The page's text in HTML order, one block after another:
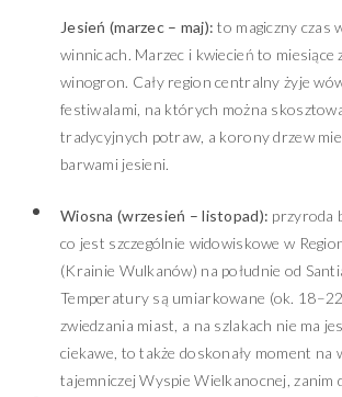
Jesień (marzec – maj): to magiczny czas
winnicach. Marzec i kwiecień to miesiące
winogron. Cały region centralny żyje
festiwalami, na których można
tradycyjnych potraw, a korony drzew
barwami jesieni.
Wiosna (wrzesień – listopad): przyroda
co jest szczególnie widowiskowe w
(Krainie Wulkanów) na południe od
Temperatury są umiarkowane (ok.
zwiedzania miast, a na szlakach nie ma
ciekawe, to także doskonały moment na
tajemniczej Wyspie Wielkanocnej, zanim